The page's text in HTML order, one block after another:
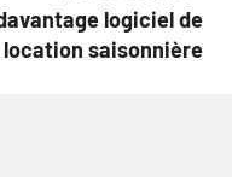
logiciel de
location saisonnière